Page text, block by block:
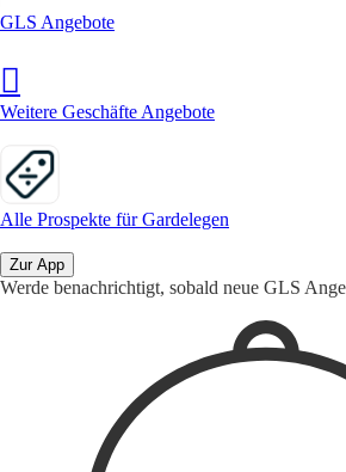
GLS Angebote
Weitere Geschäfte Angebote
Alle Prospekte für Gardelegen
Zur App
Werde benachrichtigt, sobald neue GLS